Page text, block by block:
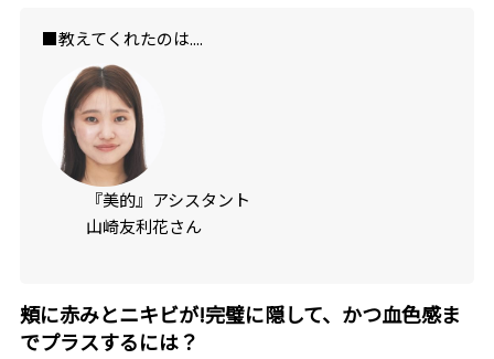
■教えてくれたのは....
『美的』アシスタント
山崎友利花さん
頬に赤みとニキビが!完璧に隠して、かつ血色感ま
でプラスするには？